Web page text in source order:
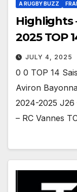
A RUGBY BUZZ
Highlights
2025 TOP
JULY 4, 2025
0 0 TOP 14
Aviron
2024-2025 J26
– RC Vannes